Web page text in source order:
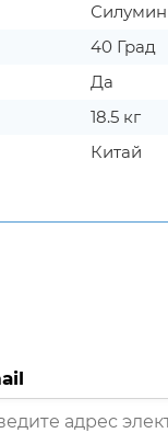
Силумин
40 Град
Да
18.5 кг
Китай